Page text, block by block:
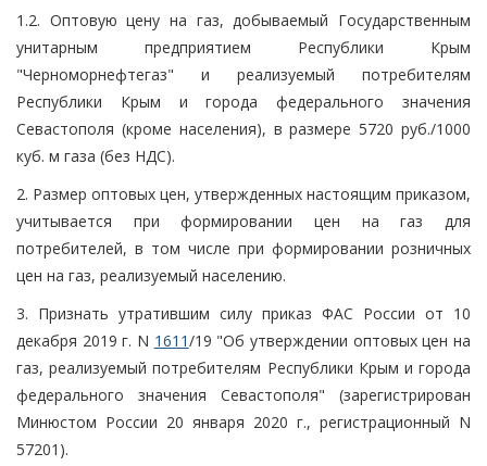
1.2. Оптовую цену на газ, добываемый Государственным
унитарным предприятием Республики Крым
"Черноморнефтегаз" и реализуемый потребителям
Республики Крым и города федерального значения
Севастополя (кроме населения), в размере 5720 руб./1000
куб. м газа (без НДС).
2. Размер оптовых цен, утвержденных настоящим приказом,
учитывается при формировании цен на газ для
потребителей, в том числе при формировании розничных
цен на газ, реализуемый населению.
3. Признать утратившим силу приказ ФАС России от 10
декабря 2019 г. N 1611/19 "Об утверждении оптовых цен на
газ, реализуемый потребителям Республики Крым и города
федерального значения Севастополя" (зарегистрирован
Минюстом России 20 января 2020 г., регистрационный N
57201).